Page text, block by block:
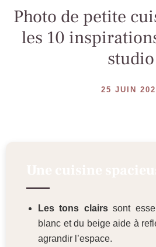
Photo de petite
les 10
studio
25 JUIN
Les tons clairssont
blanc et du beige aide à
agrandir l’espace.